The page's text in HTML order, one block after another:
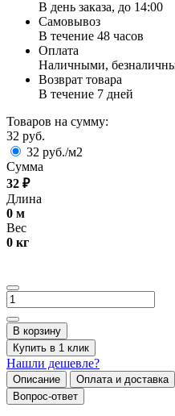
В день заказа, до 14:00
Самовывоз
В течение 48 часов
Оплата
Наличными,
Возврат товара
В течение 7 дней
Товаров на сумму:
32 руб.
32 руб./м2
Сумма
32 ₽
Длина
0 м
Вес
0 кг
В корзину
Купить в 1 клик
Нашли дешевле?
Описание Оплата и доставка
Вопрос-ответ